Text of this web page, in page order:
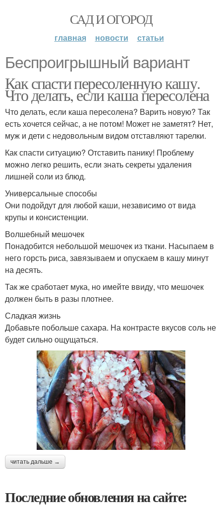
САД И ОГОРОД
главная новости статьи
Беспроигрышный вариант
Как спасти пересоленную кашу.
Что делать, если каша пересолена
Что делать, если каша пересолена? Варить новую? Так
есть хочется сейчас, а не потом! Может не заметят? Нет,
муж и дети с недовольным видом отставляют тарелки.
Как спасти ситуацию? Отставить панику! Проблему
можно легко решить, если знать секреты удаления
лишней соли из блюд.
Универсальные способы
Они подойдут для любой каши, независимо от вида
крупы и консистенции.
Волшебный мешочек
Понадобится небольшой мешочек из ткани. Насыпаем в
него горсть риса, завязываем и опускаем в кашу минут
на десять.
Так же сработает мука, но имейте ввиду, что мешочек
должен быть в разы плотнее.
Сладкая жизнь
Добавьте побольше сахара. На контрасте вкусов соль не
будет сильно ощущаться.
читать дальше →
Последние обновления на сайте: